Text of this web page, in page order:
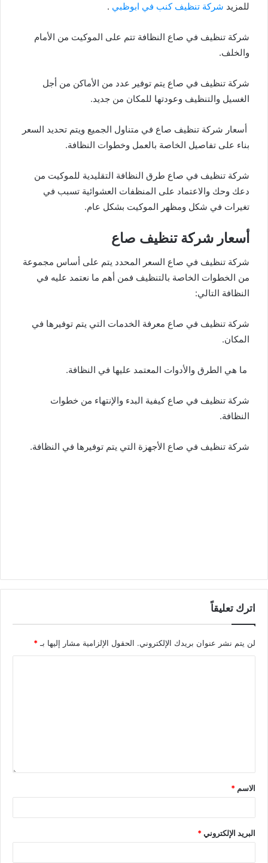
للمزيد شركة تنظيف كنب في ابوظبي .
شركة تنظيف في صاع النظافة تتم على الموكيت من الأمام
والخلف.
شركة تنظيف في صاع يتم توفير عدد من الأماكن من أجل
الغسيل والتنظيف وعودتها للمكان من جديد.
أسعار شركة تنظيف صاع في متناول الجميع ويتم تحديد السعر
بناء على تفاصيل الخاصة بالعمل وخطوات النظافة.
شركة تنظيف في صاع طرق النظافة التقليدية للموكيت من
دعك وحك والاعتماد على المنظفات العشوائية تسبب في
تغيرات في شكل ومظهر الموكيت بشكل عام.
أسعار شركة تنظيف صاع
شركة تنظيف في صاع السعر المحدد يتم على أساس مجموعة
من الخطوات الخاصة بالتنظيف فمن أهم ما نعتمد عليه في
النظافة التالي:
شركة تنظيف في صاع معرفة الخدمات التي يتم توفيرها في
المكان.
ما هي الطرق والأدوات المعتمد عليها في النظافة.
شركة تنظيف في صاع كيفية البدء والإنتهاء من خطوات
النظافة.
شركة تنظيف في صاع الأجهزة التي يتم توفيرها في النظافة.
اترك تعليقاً
لن يتم نشر عنوان بريدك الإلكتروني. الحقول الإلزامية مشار إليها بـ *
الاسم *
البريد الإلكتروني*